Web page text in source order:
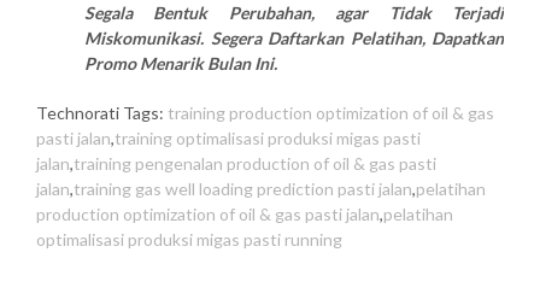
Segala Bentuk Perubahan, agar Tidak Terjadi
Miskomunikasi. Segera Daftarkan Pelatihan, Dapatkan
Promo Menarik Bulan Ini.
Technorati Tags: training production optimization of oil & gas
pasti jalan,training optimalisasi produksi migas pasti
jalan,training pengenalan production of oil & gas pasti
jalan,training gas well loading prediction pasti jalan,pelatihan
production optimization of oil & gas pasti jalan,pelatihan
optimalisasi produksi migas pasti running